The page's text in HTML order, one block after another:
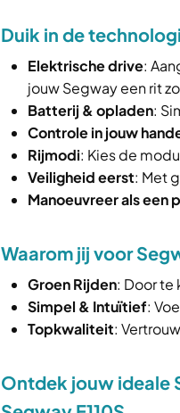
Duik in de
Elektrische drive:
jouw Segway een rit
Batterij & opladen:
Controle in jouw
Rijmodi: Kies de
Veiligheid eerst: Met
Manoeuvreer als een
Waarom jij voor
Groen Rijden: Door te
Simpel & Intuïtief:
Topkwaliteit:
Ontdek jouw ideale